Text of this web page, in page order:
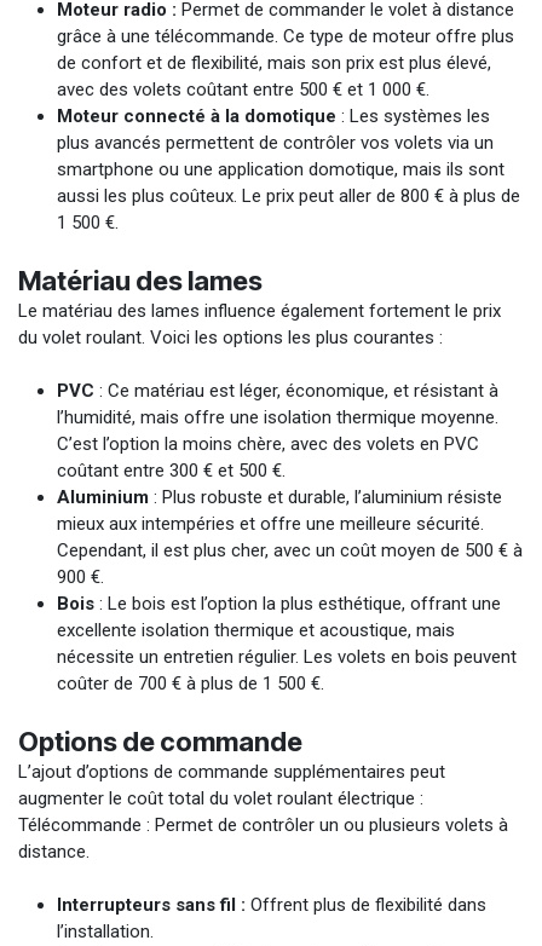
Moteur radio : Permet de commander le volet à distance
grâce à une télécommande. Ce type de moteur offre plus
de confort et de flexibilité, mais son prix est plus élevé,
avec des volets coûtant entre 500 € et 1 000 €.
Moteur connecté à la domotique : Les systèmes les
plus avancés permettent de contrôler vos volets via un
smartphone ou une application domotique, mais ils sont
aussi les plus coûteux. Le prix peut aller de 800 € à plus de
1 500 €.
Matériau des lames
Le matériau des lames influence également fortement le prix
du volet roulant. Voici les options les plus courantes :
PVC : Ce matériau est léger, économique, et résistant à
l’humidité, mais offre une isolation thermique moyenne.
C’est l’option la moins chère, avec des volets en PVC
coûtant entre 300 € et 500 €.
Aluminium : Plus robuste et durable, l’aluminium résiste
mieux aux intempéries et offre une meilleure sécurité.
Cependant, il est plus cher, avec un coût moyen de 500 € à
900 €.
Bois : Le bois est l’option la plus esthétique, offrant une
excellente isolation thermique et acoustique, mais
nécessite un entretien régulier. Les volets en bois peuvent
coûter de 700 € à plus de 1 500 €.
Options de commande
L’ajout d’options de commande supplémentaires peut
augmenter le coût total du volet roulant électrique :
Télécommande : Permet de contrôler un ou plusieurs volets à
distance.
Interrupteurs sans fil : Offrent plus de flexibilité dans
l’installation.